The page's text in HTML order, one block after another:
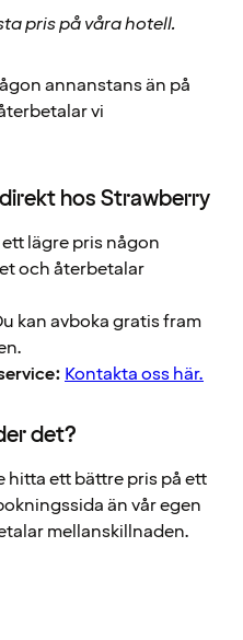
pris på våra hotell.
annanstans än på
vi
hos Strawberry
lägre pris någon
och återbetalar
kan avboka gratis fram
Kontakta oss här.
det?
hitta ett bättre pris på ett
än vår egen
mellanskillnaden.